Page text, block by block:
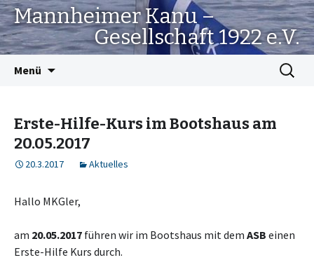
Mannheimer Kanu –
Gesellschaft 1922 e.V.
Menü
Suchen
nach:
Erste-Hilfe-Kurs im Bootshaus am
20.05.2017
20.3.2017 Aktuelles
Hallo MKGler,
am 20.05.2017 führen wir im Bootshaus mit dem ASB einen
Erste-Hilfe Kurs durch.